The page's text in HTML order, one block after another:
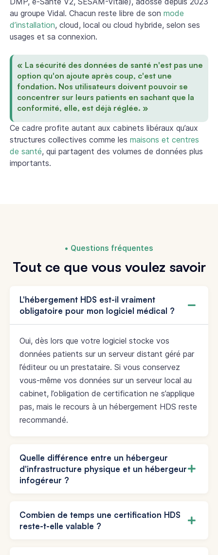
au groupe Vidal. Chacun reste libre de son mode
d’installation, cloud, local ou cloud hybride, selon ses
usages et sa connexion.
« La sécurité des données de santé n'est pas une
option qu'on ajoute après coup, c'est une
fondation. Nos utilisateurs doivent pouvoir se
concentrer sur leurs patients en sachant que la
conformité, elle, est déjà réglée. »
Ce cadre profite autant aux cabinets libéraux qu’aux
structures collectives comme les maisons et centres
de santé, qui partagent des volumes de données plus
importants.
Questions fréquentes
Tout ce que vous voulez savoir
L'hébergement HDS est-il vraiment
obligatoire pour mon logiciel médical ?
Oui, dès lors que votre logiciel stocke vos
données patients sur un serveur distant géré par
l’éditeur ou un prestataire. Si vous conservez
vous-même vos données sur un serveur local au
cabinet, l’obligation de certification ne s’applique
pas, mais le recours à un hébergement HDS reste
recommandé.
Quelle différence entre un hébergeur
d'infrastructure physique et un hébergeur
infogéreur ?
Combien de temps une certification HDS
reste-t-elle valable ?